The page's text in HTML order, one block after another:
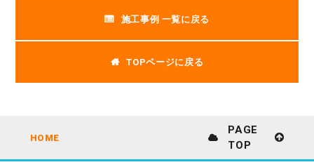
施工事例 一覧に戻る
TOPページに戻る
HOME
PAGE
TOP